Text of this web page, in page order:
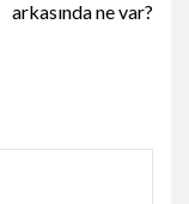
arkasında ne var?